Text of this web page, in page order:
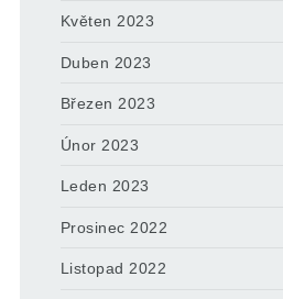
Květen 2023
Duben 2023
Březen 2023
Únor 2023
Leden 2023
Prosinec 2022
Listopad 2022